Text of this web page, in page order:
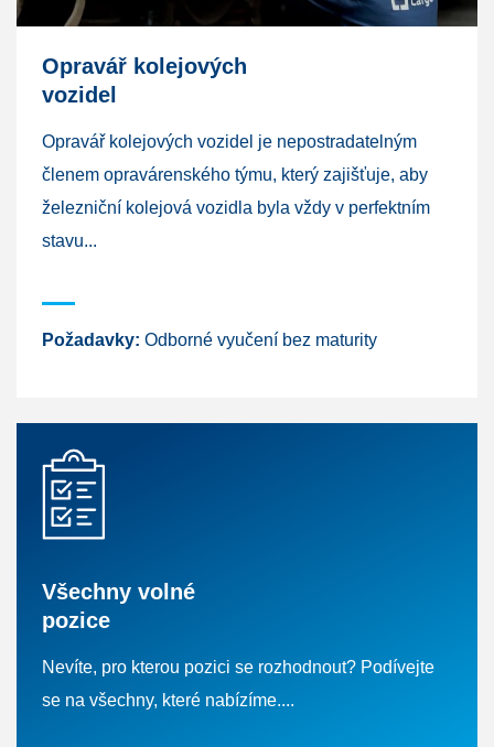
Opravář kolejových
vozidel
Opravář kolejových vozidel je nepostradatelným
členem opravárenského týmu, který zajišťuje, aby
železniční kolejová vozidla byla vždy v perfektním
stavu...
Požadavky: Odborné vyučení bez maturity
Všechny volné
pozice
Nevíte, pro kterou pozici se rozhodnout? Podívejte
se na všechny, které nabízíme....